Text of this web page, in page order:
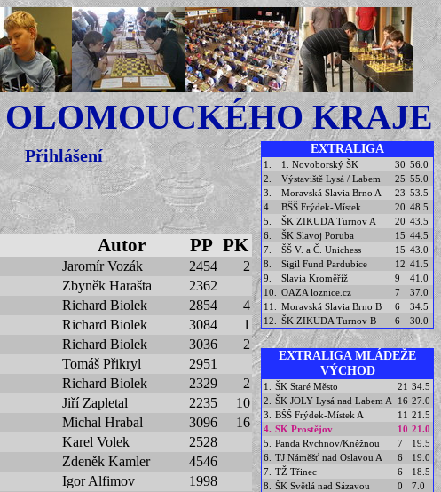
KRAJE
EXTRALIGA
1. 1. Novoborský ŠK 30 56.0
2.
Výstaviště Lysá / Labem 25 55.0
3.
Moravská Slavia Brno A 23 53.5
4.
BŠŠ Frýdek-Místek 20 48.5
5.
ŠK ZIKUDA Turnov A 20 43.5
6.
ŠK Slavoj Poruba 15 44.5
7.
ŠŠ V. a Č. Unichess 15 43.0
8.
Sigil Fund Pardubice 12 41.5
9.
Slavia Kroměříž 9
41.0
10.
OAZA loznice.cz 7
37.0
11.
Moravská Slavia Brno B 6
34.5
12.
ŠK ZIKUDA Turnov B 6 30.0
EXTRALIGA MLÁDEŽE
VÝCHOD
1. ŠK Staré Město 21 34.5
2.
ŠK JOLY Lysá nad Labem A 16 27.0
3.
BŠŠ Frýdek-Místek A 11 21.5
4. SK Prostějov 10 21.0
5.
Panda Rychnov/Kněžnou 7
19.5
6. TJ Náměšť nad Oslavou A 6
19.0
7. TŽ Třinec 6
18.5
8.
ŠK Světlá nad Sázavou 0 7.0
Přihlášení
Autor PP PK
Jaromír Vozák 2454
2
Zbyněk Harašta
2362
Richard Biolek 2854
4
Richard Biolek 3084
1
Richard Biolek 3036
2
Tomáš Přikryl
2951
Richard Biolek 2329
2
Jiří Zapletal 2235
10
Michal Hrabal 3096
16
Karel Volek
2528
Zdeněk Kamler
4546
Igor Alfimov
1998